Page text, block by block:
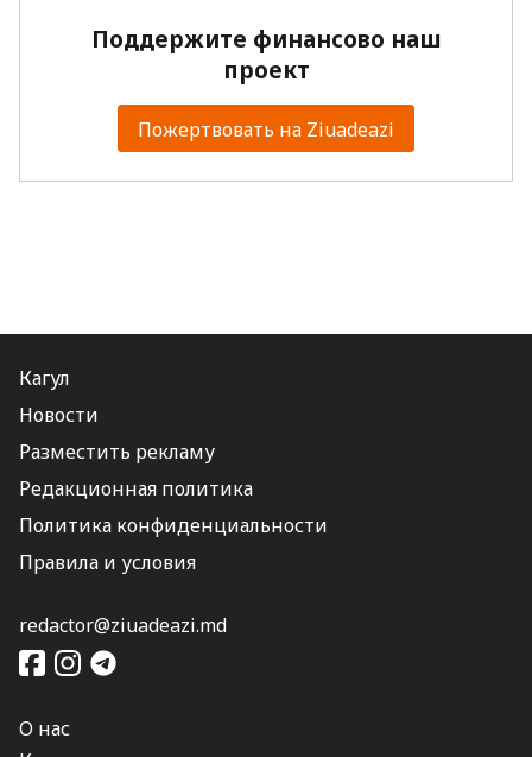
Поддержите финансово наш
проект
Пожертвовать на Ziuadeazi
Кагул
Новости
Разместить рекламу
Редакционная политика
Политика конфиденциальности
Правила и условия
redactor@ziuadeazi.md
О нас